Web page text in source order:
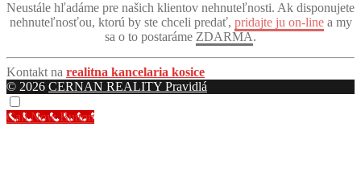
ich služby. Odporúčam.“
— J. (Overený klient)
„Aj mne predali byt a nemal som problém. Všetko vybavili
za mňa, nemal som žiadne starosti.“
Neustále hľadáme pre našich klientov nehnuteľnosti. Ak disponujete
nehnuteľnosťou, ktorú by ste chceli predať, pridajte ju on-linea my
sa o to postaráme ZDARMA.
Kontakt na realitna kancelaria kosice
© 2026 CERNAN REALITY Pravidlá
Call Now Button